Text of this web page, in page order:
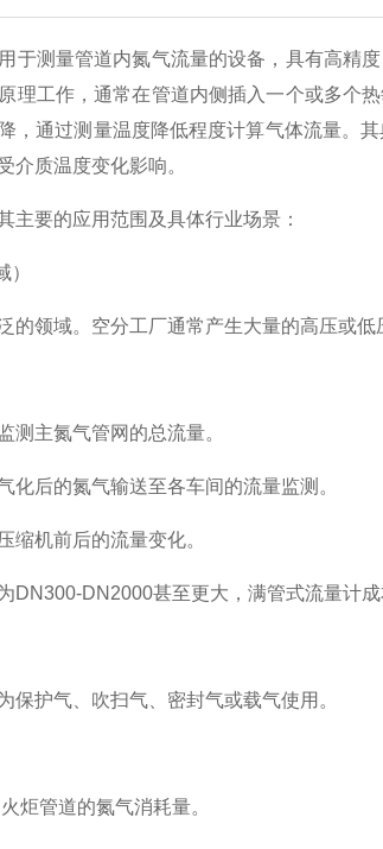
于测量管道内氮气流量的设备，具有高精
理工作，通常在管道内侧插入一个或多个
，通过测量温度降低程度计算气体流量。
介质温度变化影响。
主要的应用范围及具体行业场景：
领域。空分工厂通常产生大量的高压或低
主氮气管网的总流量。
后的氮气输送至各车间的流量监测。
机前后的流量变化。
DN2000甚至更大，满管式流量计成
护气、吹扫气、密封气或载气使用。
管道的氮气消耗量。